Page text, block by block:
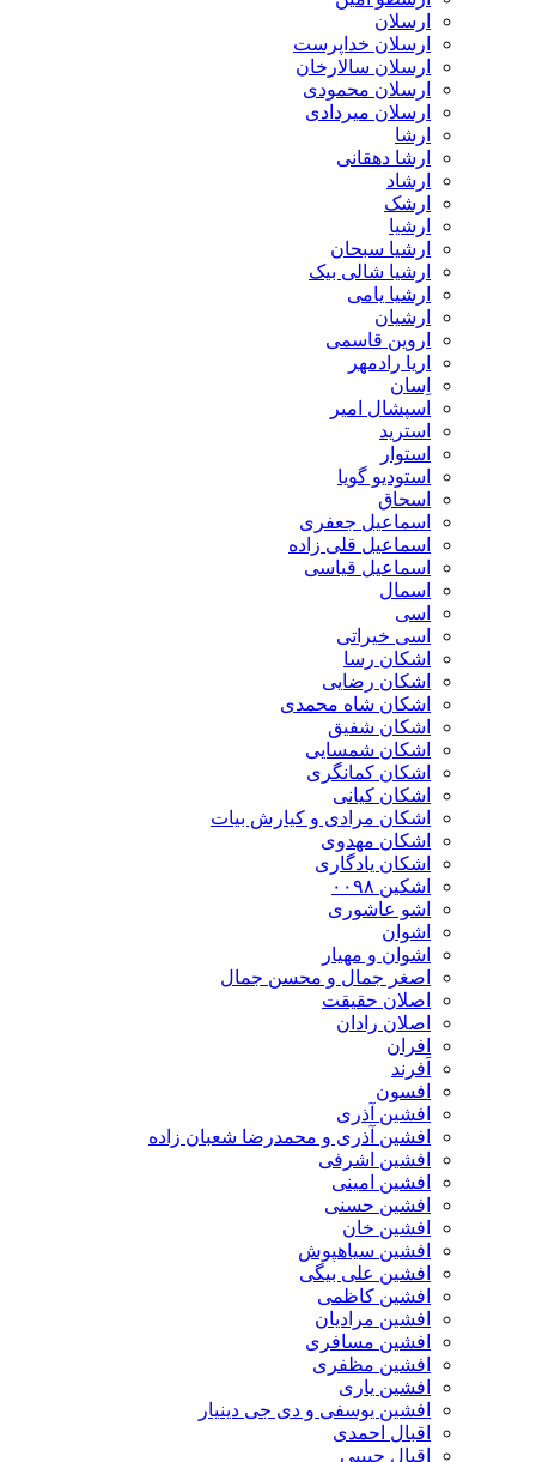
ارسلان
ارسلان خداپرست
ارسلان سالارخان
ارسلان محمودی
ارسلان میردادی
ارشا
ارشا دهقانی
ارشاد
ارشک
ارشیا
ارشیا سبحان
ارشیا شالی بیک
ارشیا یامی
ارشیان
اروین قاسمی
اریا رادمهر
اِسان
اسپشال امیر
استرید
استوار
استودیو گویا
اسحاق
اسماعیل جعفری
اسماعیل قلی زاده
اسماعیل قیاسی
اسمال
اسی
اسی خیراتی
اشکان رسا
اشکان رضایی
اشکان شاه محمدی
اشکان شفیق
اشکان شمسایی
اشکان‌ کمانگری
اشکان کیانی
اشکان مرادی و کیارش بیات
اشکان مهدوی
اشکان یادگاری
اشکین ۰۰۹۸
اشو عاشوری
اشوان
اشوان و مهیار
اصغر جمال و محسن جمال
اصلان حقیقت
اصلان رادان
افران
اَفرند
افسون
افشین آذری
افشین آذری و محمدرضا شعبان زاده
افشین اشرفی
افشین امینی
افشین حسنی
افشین خان
افشین سیاهپوش
افشین علی بیگی
افشین کاظمی
افشین مرادیان
افشین مسافری
افشین مظفری
افشین یاری
افشین یوسفی و دی جی دینیار
اقبال احمدی
اقبال حبیبی